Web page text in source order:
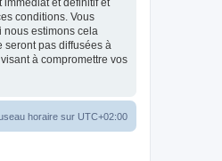
conditions. Vous
nous estimons cela
seront pas diffusées à
à compromettre vos
horaire sur UTC+02:00